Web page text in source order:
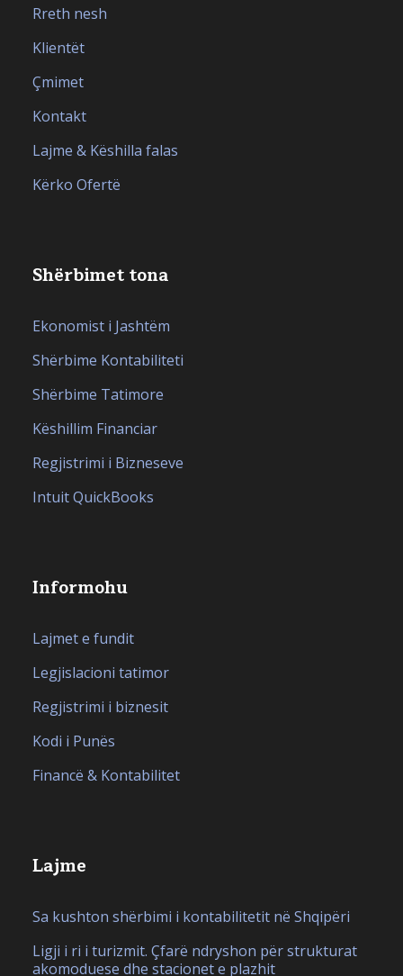
Rreth nesh
Klientët
Çmimet
Kontakt
Lajme & Këshilla falas
Kërko Ofertë
Shërbimet tona
Ekonomist i Jashtëm
Shërbime Kontabiliteti
Shërbime Tatimore
Këshillim Financiar
Regjistrimi i Bizneseve
Intuit QuickBooks
Informohu
Lajmet e fundit
Legjislacioni tatimor
Regjistrimi i biznesit
Kodi i Punës
Financë & Kontabilitet
Lajme
Sa kushton shërbimi i kontabilitetit në Shqipëri
Ligji i ri i turizmit. Çfarë ndryshon për strukturat
akomoduese dhe stacionet e plazhit